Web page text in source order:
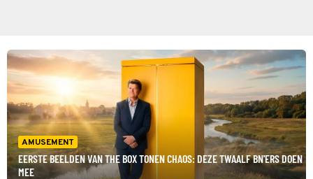
AMUSEMENT
EERSTE BEELDEN VAN THE BOX TONEN CHAOS: DEZE TWAALF BN'ERS DOEN
MEE